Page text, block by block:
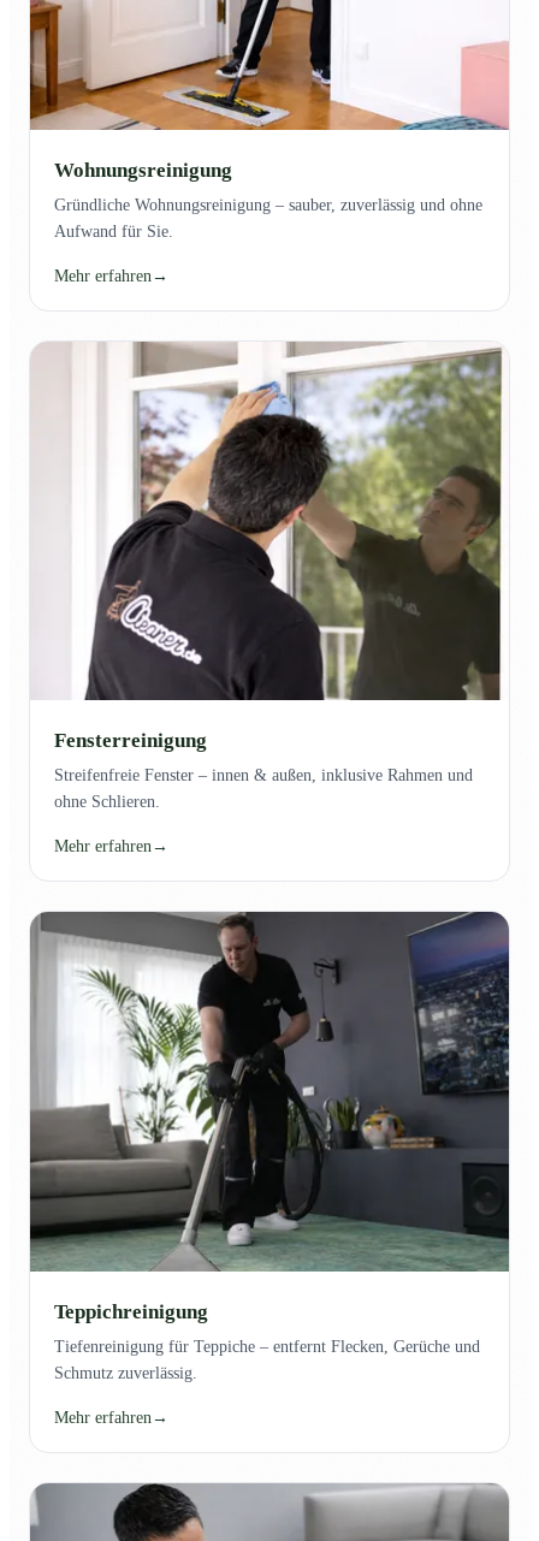
Wohnungsreinigung
Gründliche Wohnungsreinigung – sauber, zuverlässig und ohne
Aufwand für Sie.
Mehr erfahren →
Fensterreinigung
Streifenfreie Fenster – innen & außen, inklusive Rahmen und
ohne Schlieren.
Mehr erfahren→
Teppichreinigung
Tiefenreinigung für Teppiche – entfernt Flecken, Gerüche und
Schmutz zuverlässig.
Mehr erfahren →